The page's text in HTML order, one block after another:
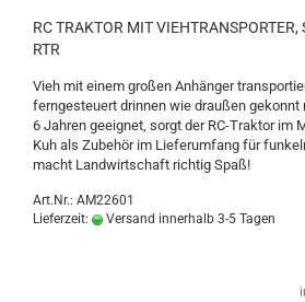
RC TRAKTOR MIT
RTR
Vieh mit einem großen Anhänger
ferngesteuert drinnen wie draußen gekonnt
6 Jahren geeignet, sorgt der RC-Traktor im
Kuh als Zubehör im Lieferumfang für
macht Landwirtschaft richtig Spaß!
Art.Nr.: AM22601
Lieferzeit:
Versand innerhalb 3-5 Tagen